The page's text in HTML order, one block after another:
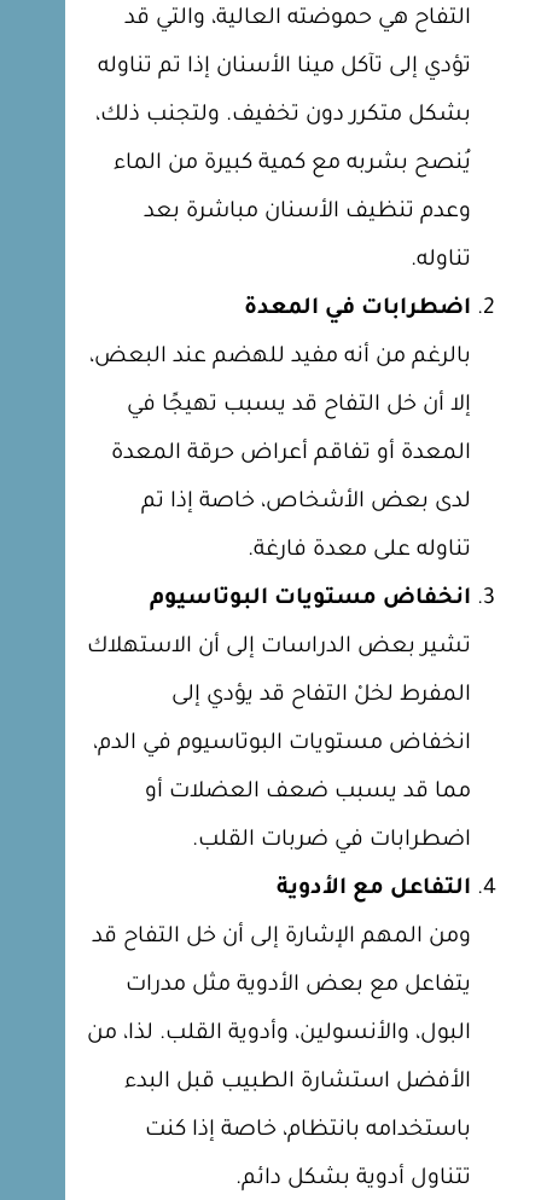
التفاح هي حموضته العالية، والتي قد
تؤدي إلى تآكل مينا الأسنان إذا تم تناوله
بشكل متكرر دون تخفيف. ولتجنب ذلك،
يُنصح بشربه مع كمية كبيرة من الماء
وعدم تنظيف الأسنان مباشرة بعد
تناوله.
اضطرابات في المعدة
بالرغم من أنه مفيد للهضم عند البعض،
إلا أن خل التفاح قد يسبب تهيجًا في
المعدة أو تفاقم أعراض حرقة المعدة
لدى بعض الأشخاص، خاصة إذا تم
تناوله على معدة فارغة.
انخفاض مستويات البوتاسيوم
تشير بعض الدراسات إلى أن الاستهلاك
المفرط لخلْ التفاح قد يؤدي إلى
انخفاض مستويات البوتاسيوم في الدم،
مما قد يسبب ضعف العضلات أو
اضطرابات في ضربات القلب.
التفاعل مع الأدوية
ومن المهم الإشارة إلى أن خل التفاح قد
يتفاعل مع بعض الأدوية مثل مدرات
البول، والأنسولين، وأدوية القلب. لذا، من
الأفضل استشارة الطبيب قبل البدء
باستخدامه بانتظام، خاصة إذا كنت
تتناول أدوية بشكل دائم.